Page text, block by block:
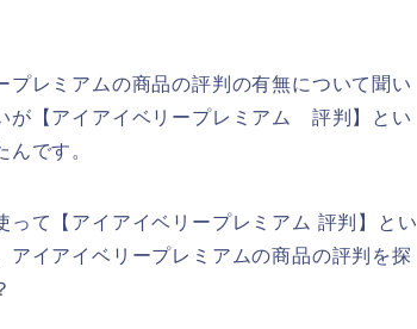
レミアムの商品の評判の有無について聞い
が【アイアイベリープレミアム 評判】とい
です。
て【アイアイベリープレミアム 評判】とい
イアイベリープレミアムの商品の評判を探